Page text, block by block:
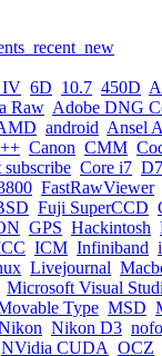
IV 6D 10.7 450D
Raw Adobe DNG
android Ansel
Canon CMM
subscribe Core i7 D7
FastRawViewer
Fuji SuperCCD
GPS Hackintosh
ICM Infiniband
Livejournal
Microsoft Visual
Type MSD
Nikon D3
NVidia CUDA OCZ